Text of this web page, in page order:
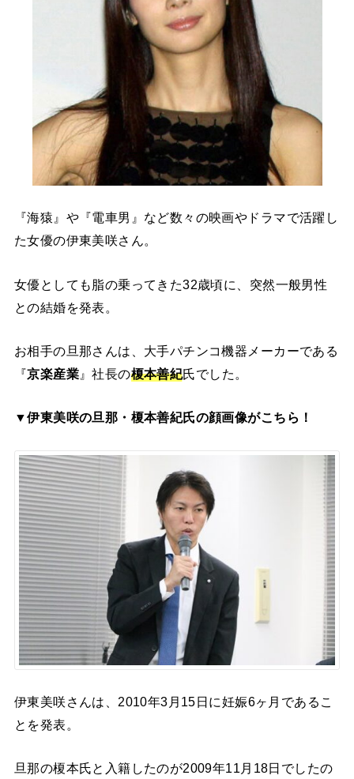
『海猿』や『電車男』など数々の映画やドラマで活躍し
た女優の伊東美咲さん。
女優としても脂の乗ってきた32歳頃に、突然一般男性
との結婚を発表。
お相手の旦那さんは、大手パチンコ機器メーカーである
『京楽産業』社長の榎本善紀氏でした。
▼伊東美咲の旦那・榎本善紀氏の顔画像がこちら！
伊東美咲さんは、2010年3月15日に妊娠6ヶ月であるこ
とを発表。
旦那の榎本氏と入籍したのが2009年11月18日でしたの